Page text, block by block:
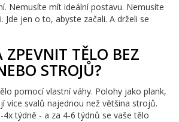
Nemusíte mít ideální postavu. Nemusíte
Jde jen o to, abyste začali. A drželi se
ZPEVNIT TĚLO BEZ
STROJŮ?
pomocí vlastní váhy. Polohy jako plank,
více svalů najednou než většina strojů.
4x týdně - a za 4-6 týdnů se vaše tělo